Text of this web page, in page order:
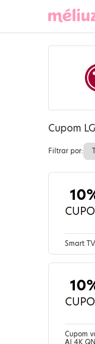
Cupom
Filtrar por:
Smart
Cupom